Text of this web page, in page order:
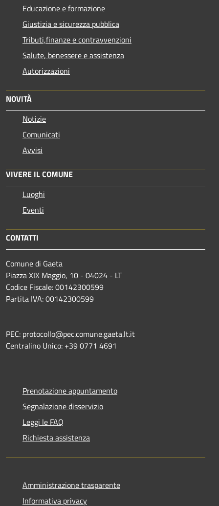
Educazione e formazione
Giustizia e sicurezza pubblica
Tributi,finanze e contravvenzioni
Salute, benessere e assistenza
Autorizzazioni
NOVITÀ
Notizie
Comunicati
Avvisi
VIVERE IL COMUNE
Luoghi
Eventi
CONTATTI
Comune di Gaeta
Piazza XIX Maggio, 10 - 04024 - LT
Codice Fiscale: 00142300599
Partita IVA: 00142300599
PEC: protocollo@pec.comune.gaeta.lt.it
Centralino Unico: +39 0771 4691
Prenotazione appuntamento
Segnalazione disservizio
Leggi le FAQ
Richiesta assistenza
Amministrazione trasparente
Informativa privacy